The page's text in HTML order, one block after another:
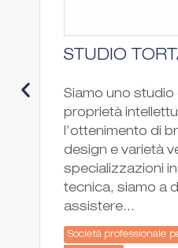
STUDIO
Siamo uno studio
proprietà
l’ottenimento di
design e varietà
specializzazioni
tecnica, siamo a
assistere...
Società professionale